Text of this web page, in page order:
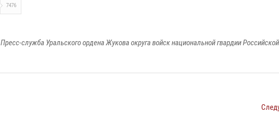
7476
Пресс-служба Уральского ордена Жукова округа войск национальной гвардии